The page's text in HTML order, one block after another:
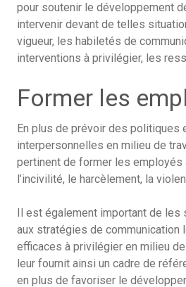
pour soutenir le développement
intervenir devant de telles
vigueur, les habiletés de
interventions à privilégier, les
Former les
En plus de prévoir des politiques
interpersonnelles en milieu de
pertinent de former les employés
l’incivilité, le harcèlement, la
Il est également important de les
aux stratégies de communication
efficaces à privilégier en milieu de
leur fournit ainsi un cadre de
en plus de favoriser le